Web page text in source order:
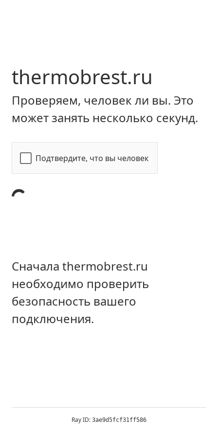
thermobrest.ru
Проверяем, человек ли вы. Это
может занять несколько секунд.
Подтвердите, что вы человек
Сначала thermobrest.ru
необходимо проверить
безопасность вашего
подключения.
Ray ID: 3ae9d5fcf31ff586